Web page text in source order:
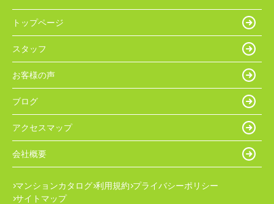
トップページ
スタッフ
お客様の声
ブログ
アクセスマップ
会社概要
マンションカタログ 利用規約 プライバシーポリシー
サイトマップ